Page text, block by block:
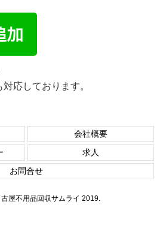
応しております。
会社概要
求人
お問合せ
屋不用品回収サムライ 2019.